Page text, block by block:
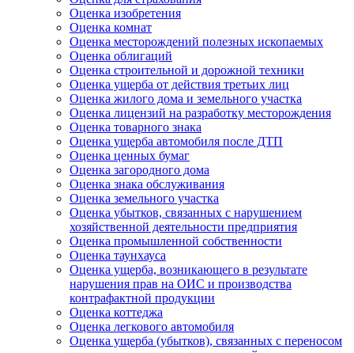
Оценка изобретения
Оценка комнат
Оценка месторождений полезных ископаемых
Оценка облигаций
Оценка строительной и дорожной техники
Оценка ущерба от действия третьих лиц
Оценка жилого дома и земельного участка
Оценка лицензий на разработку месторождения
Оценка товарного знака
Оценка ущерба автомобиля после ДТП
Оценка ценных бумаг
Оценка загородного дома
Оценка знака обслуживания
Оценка земельного участка
Оценка убытков, связанных с нарушением
хозяйственной деятельности предприятия
Оценка промышленной собственности
Оценка таунхауса
Оценка ущерба, возникающего в результате
нарушения прав на ОИС и производства
контрафактной продукции
Оценка коттеджа
Оценка легкового автомобиля
Оценка ущерба (убытков), связанных с переносом